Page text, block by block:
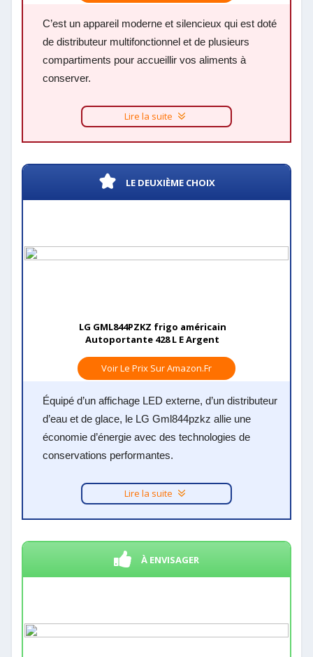
C’est un appareil moderne et silencieux qui est doté
de distributeur multifonctionnel et de plusieurs
compartiments pour accueillir vos aliments à
conserver.
Lire la suite
LE DEUXIÈME CHOIX
LG GML844PZKZ frigo américain
Autoportante 428 L E Argent
Voir Le Prix Sur Amazon.fr
Équipé d’un affichage LED externe, d’un distributeur
d’eau et de glace, le LG Gml844pzkz allie une
économie d’énergie avec des technologies de
conservations performantes.
Lire la suite
À ENVISAGER